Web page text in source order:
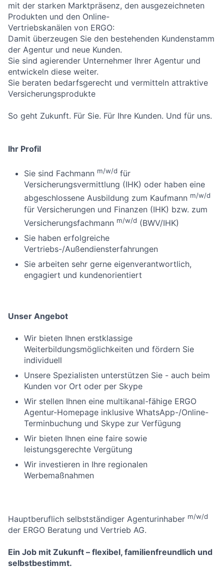
mit der starken Marktpräsenz, den ausgezeichneten
Produkten und den Online-
Vertriebskanälen von ERGO:
Damit überzeugen Sie den bestehenden Kundenstamm
der Agentur und neue Kunden.
Sie sind agierender Unternehmer Ihrer Agentur und
entwickeln diese weiter.
Sie beraten bedarfsgerecht und vermitteln attraktive
Versicherungsprodukte
So geht Zukunft. Für Sie. Für Ihre Kunden. Und für uns.
Ihr Profil
Sie sind Fachmann m/w/d für
Versicherungsvermittlung (IHK) oder haben eine
abgeschlossene Ausbildung zum Kaufmann m/w/d
für Versicherungen und Finanzen (IHK) bzw. zum
Versicherungsfachmann m/w/d (BWV/IHK)
Sie haben erfolgreiche
Vertriebs-/Außendiensterfahrungen
Sie arbeiten sehr gerne eigenverantwortlich,
engagiert und kundenorientiert
Unser Angebot
Wir bieten Ihnen erstklassige
Weiterbildungsmöglichkeiten und fördern Sie
individuell
Unsere Spezialisten unterstützen Sie - auch beim
Kunden vor Ort oder per Skype
Wir stellen Ihnen eine multikanal-fähige ERGO
Agentur-Homepage inklusive WhatsApp-/Online-
Terminbuchung und Skype zur Verfügung
Wir bieten Ihnen eine faire sowie
leistungsgerechte Vergütung
Wir investieren in Ihre regionalen
Werbemaßnahmen
Hauptberuflich selbstständiger Agenturinhaber m/w/d
der ERGO Beratung und Vertrieb AG.
Ein Job mit Zukunft – flexibel, familienfreundlich und
selbstbestimmt.